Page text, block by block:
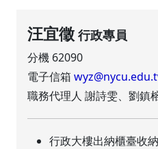
汪宜徵 行政專員
分機 62090
電子信箱
職務代理人 謝詩雯、劉鎮
行政大樓出納櫃臺收